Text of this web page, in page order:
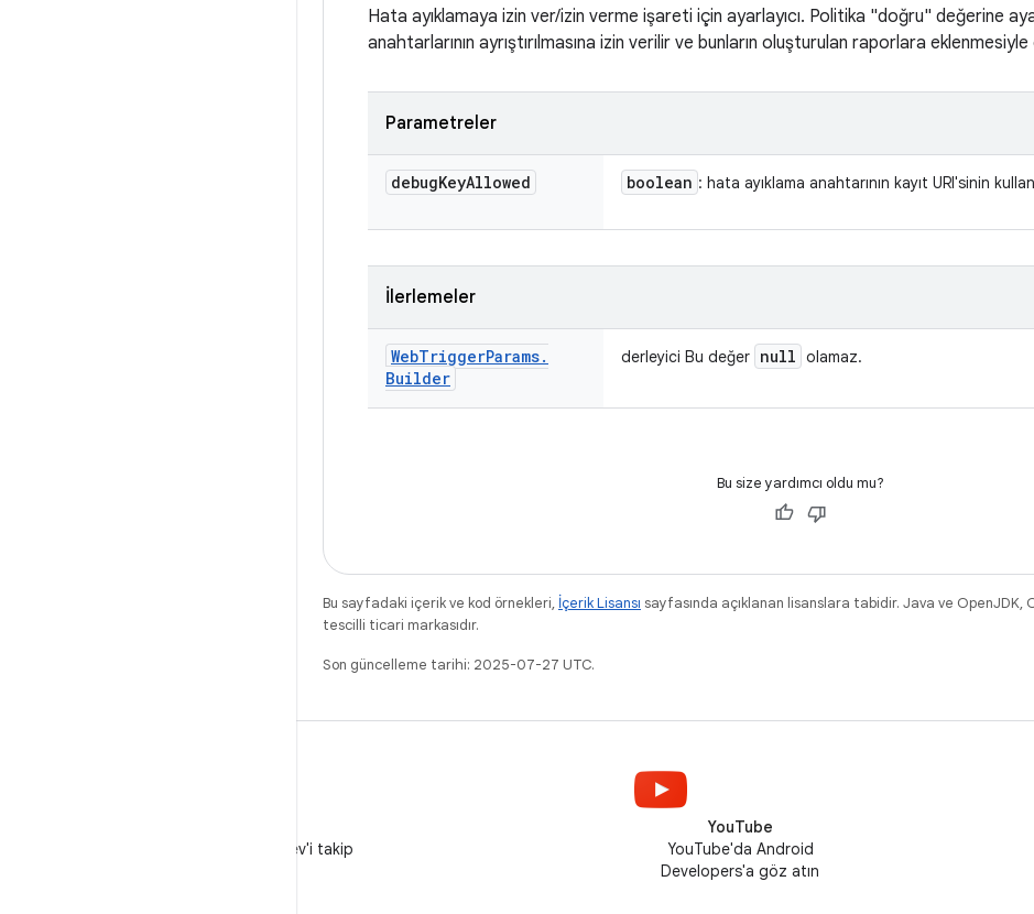
Hata ayıklamaya izin ver/izin verme işareti için ayarlayıcı. Politika "doğru" değerine
anahtarlarının ayrıştırılmasına izin verilir ve bunların oluşturulan raporlara eklenmesiyle
Parametreler
debugKeyAllowed boolean : hata ayıklama anahtarının kayıt URI'sinin
İlerlemeler
WebTriggerParams.
Builder
derleyici Bu değer null olamaz.
Bu size yardımcı oldu mu?
Bu sayfadaki içerik ve kod örnekleri, İçerik Lisansı sayfasında açıklanan lisanslara tabidir. Java ve OpenJDK,
tescilli ticari markasıdır.
Son güncelleme tarihi: 2025-07-27 UTC.
X'te @AndroidDev'i takip
YouTube
YouTube'da Android
Developers'a göz atın